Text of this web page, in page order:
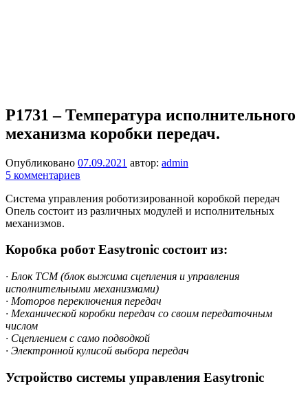
P1731 – Температура исполнительного
механизма коробки передач.
Опубликовано 07.09.2021 автор: admin
5 комментариев
Система управления роботизированной коробкой передач
Опель состоит из различных модулей и исполнительных
механизмов.
Коробка робот Easytronic состоит из:
· Блок TCM (блок выжима сцепления и управления
исполнительными механизмами)
· Моторов переключения передач
· Механической коробки передач со своим передаточным
числом
· Сцеплением с само подводкой
· Электронной кулисой выбора передач
Устройство системы управления Easytronic